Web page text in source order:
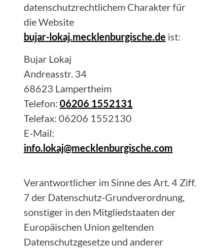
datenschutzrechtlichem Charakter für
die Website
bujar-lokaj.mecklenburgische.de ist:
Bujar Lokaj
Andreasstr. 34
68623 Lampertheim
Telefon: 06206 1552131
Telefax: 06206 1552130
E-Mail:
info.lokaj@mecklenburgische.com
Verantwortlicher im Sinne des Art. 4 Ziff.
7 der Datenschutz-Grundverordnung,
sonstiger in den Mitgliedstaaten der
Europäischen Union geltenden
Datenschutzgesetze und anderer